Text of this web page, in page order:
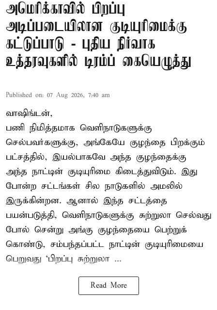
அமெரிக்காவில் பிறப்பு
அடிப்படையிலான குடியுரிமைக்கு
கட்டுப்பாடு - புதிய நிர்வாக
உத்தரவுகளில் டிரம்ப் கையெழுத்து
Published on: 07 Aug 2026, 7:40 am
வாஷிங்டன்,
பணி நிமித்தமாக வெளிநாடுகளுக்கு
செல்பவர்களுக்கு, அங்கேயே குழந்தை பிறக்கும்
பட்சத்தில், இயல்பாகவே அந்த குழந்தைக்கு
அந்த நாட்டின் குடியுரிமை கிடைத்துவிடும். இது
போன்ற சட்டங்கள் சில நாடுகளில் அமலில்
இருக்கின்றன. ஆனால் இந்த சட்டத்தை
பயன்படுத்தி, வெளிநாடுகளுக்கு சுற்றுலா செல்வது
போல் சென்று அங்கு குழந்தையை பெற்றுக்
கொண்டு, சம்பந்தப்பட்ட நாட்டின் குடியுரிமையை
பெறுவது ‘பிறப்பு சுற்றுலா ...
Read More